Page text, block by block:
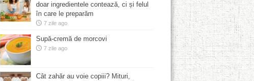
doar ingredientele contează, ci și felul
în care le preparăm
7 zile ago
Supă-cremă de morcovi
7 zile ago
Cât zahăr au voie copiii? Mituri,